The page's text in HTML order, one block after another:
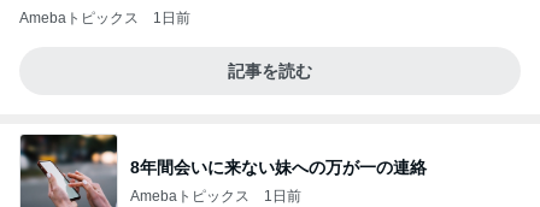
Amebaトピックス 1日前
記事を読む
8年間会いに来ない妹への万が一の連絡
Amebaトピックス 1日前